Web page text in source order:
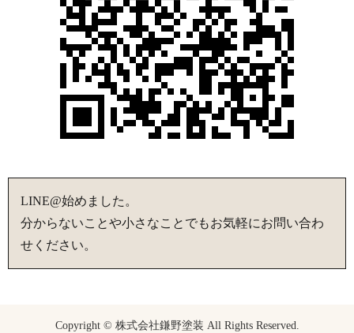
LINE@始めました。
分からないことや小さなことでもお気軽にお問い合わ
せください。
Copyright © 株式会社鎌野塗装 All Rights Reserved.